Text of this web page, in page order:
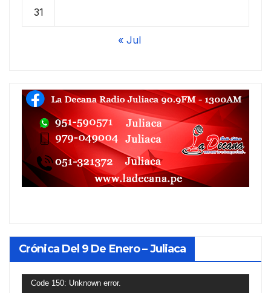
31
« Jul
Crónica Del 9 De Enero – Juliaca
Reproductor
Code 150: Unknown error.